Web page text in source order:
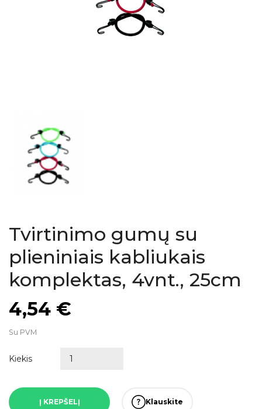
Tvirtinimo gumų su
plieniniais kabliukais
komplektas, 4vnt., 25cm
4,54 €
Su PVM
Kiekis
Į KREPŠELĮ Klauskite